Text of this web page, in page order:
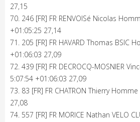
27,15
70. 246 [FR] FR RENVOISé Nicolas
+01:05:25 27,14
71. 205 [FR] FR HAVARD Thomas BSIC
+01:06:03 27,09
72. 439 [FR] FR DECROCQ-MOSNIER
5:07:54 +01:06:03 27,09
73. 83 [FR] FR CHATRON Thierry
27,08
74. 557 [FR] FR MORICE Nathan VELO